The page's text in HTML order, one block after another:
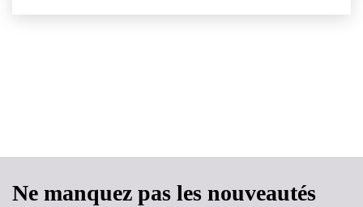
Ne manquez pas les nouveautés